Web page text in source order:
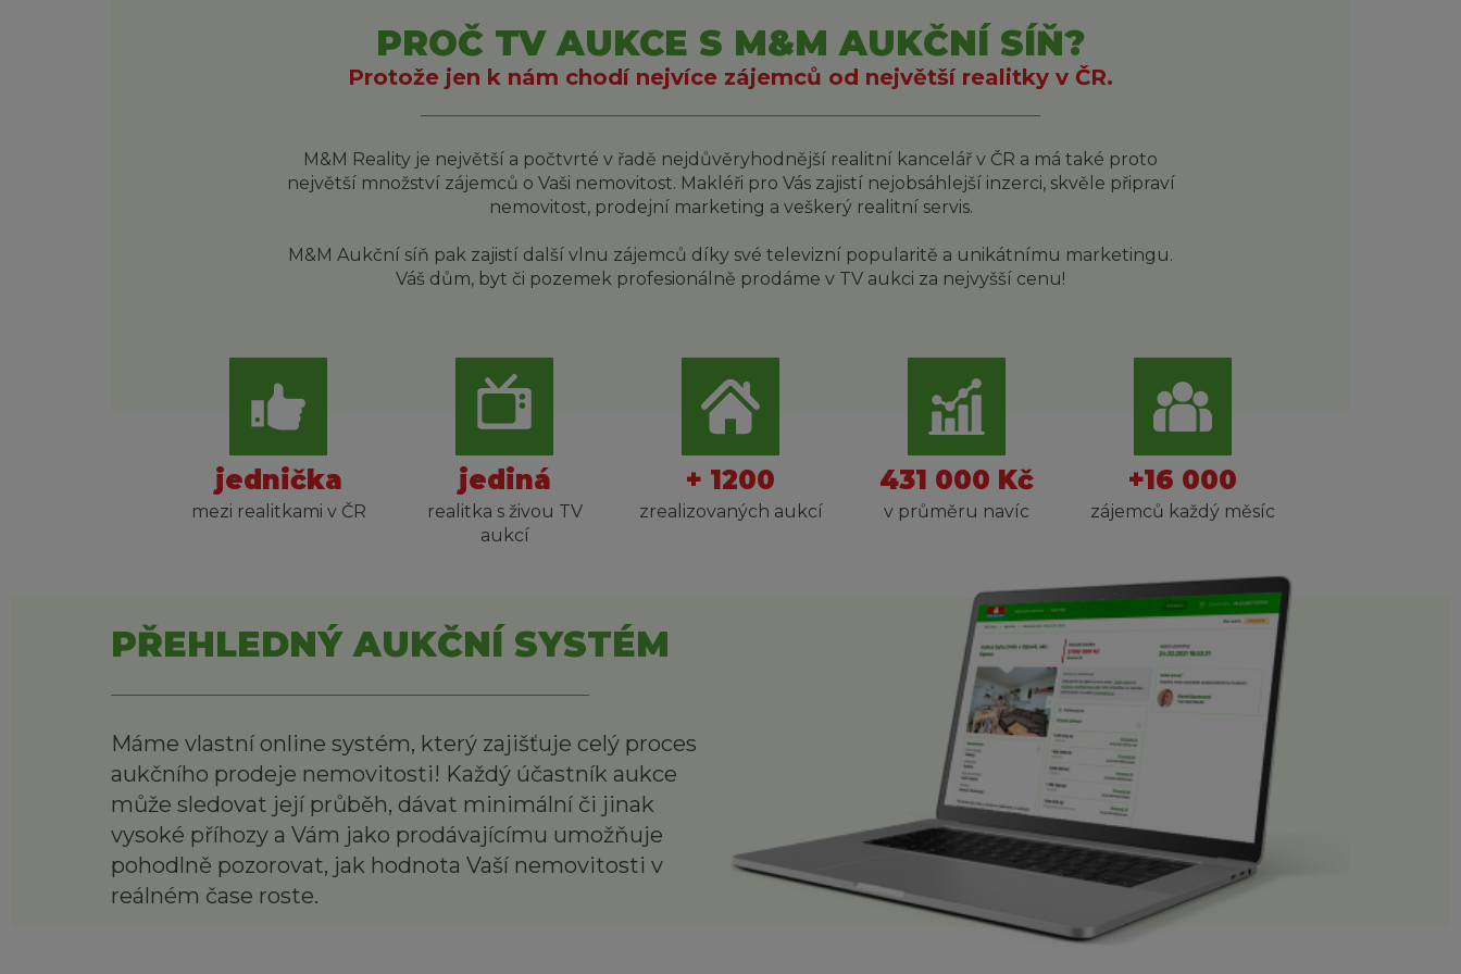
PROČ TV AUKCE S M&M AUKČNÍ SÍŇ?
Protože jen k nám chodí nejvíce zájemců od největší realitky v ČR.
M&M Reality je největší a počtvrté v řadě nejdůvěryhodnější realitní kancelář v ČR a má také proto
největší množství zájemců o Vaši nemovitost. Makléři pro Vás zajistí nejobsáhlejší inzerci, skvěle připraví
nemovitost, prodejní marketing a veškerý realitní servis.
M&M Aukční síň pak zajistí další vlnu zájemců díky své televizní popularitě a unikátnímu marketingu.
Váš dům, byt či pozemek profesionálně prodáme v TV aukci za nejvyšší cenu!
jednička
mezi realitkami v ČR
jediná
realitka s živou TV
aukcí
+ 1200
zrealizovaných aukcí
431 000 Kč
v průměru navíc
+16 000
zájemců každý měsíc
PŘEHLEDNÝ AUKČNÍ SYSTÉM
Máme vlastní online systém, který zajišťuje celý proces
aukčního prodeje nemovitosti! Každý účastník aukce
může sledovat její průběh, dávat minimální či jinak
vysoké příhozy a Vám jako prodávajícímu umožňuje
pohodlně pozorovat, jak hodnota Vaší nemovitosti v
reálném čase roste.